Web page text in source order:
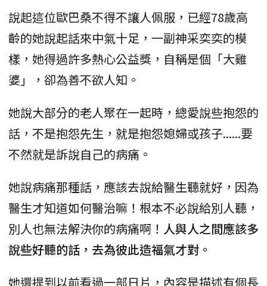
說起這位歐巴桑不得不讓人佩服，已經78歲高
齡的她說起話來中氣十足，一副神采奕奕的模
樣，她得過許多熱心公益獎，自稱是個「大雞
婆」，卻為善不欲人知。
她說大部分的老人聚在一起時，總愛說些抱怨的
話，不是抱怨先生，就是抱怨媳婦或孩子......要
不然就是訴說自己的病痛。
她說病痛那種話，應該去說給醫生聽就好，因為
醫生才知道如何醫治嘛！根本不必說給別人聽，
別人也無法解決你的病痛啊！ 人與人之間應該多
說些好聽的話，去為彼此造福氣才對。
她還提到以前看過一部日片，內容是描述有個長